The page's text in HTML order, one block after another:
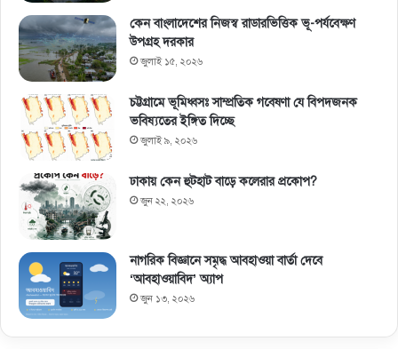
কেন বাংলাদেশের নিজস্ব রাডারভিত্তিক ভূ-পর্যবেক্ষণ
উপগ্রহ দরকার
জুলাই ১৫, ২০২৬
চট্টগ্রামে ভূমিধ্বসঃ সাম্প্রতিক গবেষণা যে বিপদজনক
ভবিষ্যতের ইঙ্গিত দিচ্ছে
জুলাই ৯, ২০২৬
ঢাকায় কেন হুটহাট বাড়ে কলেরার প্রকোপ?
জুন ২২, ২০২৬
নাগরিক বিজ্ঞানে সমৃদ্ধ আবহাওয়া বার্তা দেবে
‘আবহাওয়াবিদ’ অ্যাপ
জুন ১৩, ২০২৬